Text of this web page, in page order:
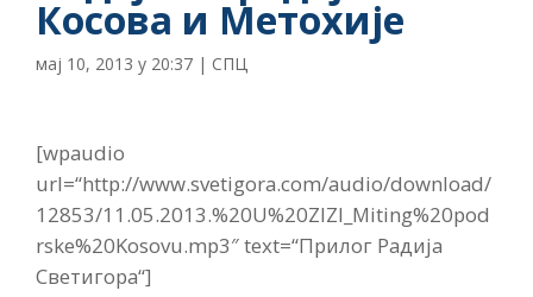
Косова и Метохије
мај 10, 2013 у 20:37 | СПЦ
[wpaudio
url=“http://www.svetigora.com/audio/download/
12853/11.05.2013.%20U%20ZIZI_Miting%20pod
rske%20Kosovu.mp3″ text=“Прилог Радија
Светигора“]